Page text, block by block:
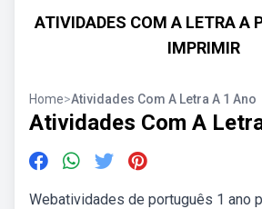
ATIVIDADES COM A LETRA A
IMPRIMIR
Home>Atividades Com A Letra A 1 Ano
Atividades Com A
Webatividades de português 1 ano